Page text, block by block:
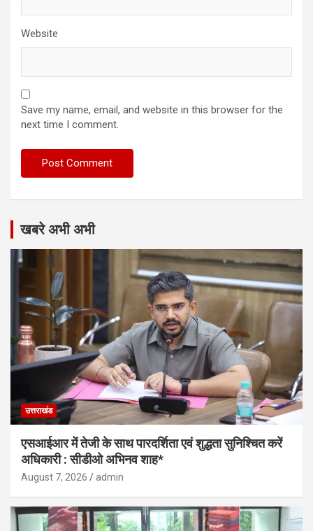
Website
Save my name, email, and website in this browser for the
next time I comment.
खबरे अभी अभी
उत्तराखंड
एसआईआर में तेजी के साथ पारदर्शिता एवं शुद्धता सुनिश्चित करें
अधिकारी : सीडीओ अभिनव शाह*
August 7, 2026 admin